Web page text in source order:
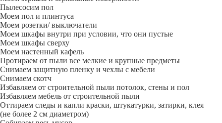
Пылесосим пол
Моем пол и плинтуса
Моем розетки/ выключатели
Моем шкафы внутри при условии, что они пустые
Моем шкафы сверху
Моем настенный кафель
Протираем от пыли все мелкие и крупные предметы
Снимаем защитную пленку и чехлы с мебели
Снимаем скотч
Избавляем от строительной пыли потолок, стены и пол
Избавляем мебель от строительной пыли
Оттираем следы и капли краски, штукатурки, затирки, клея
(не более 2 см диаметром)